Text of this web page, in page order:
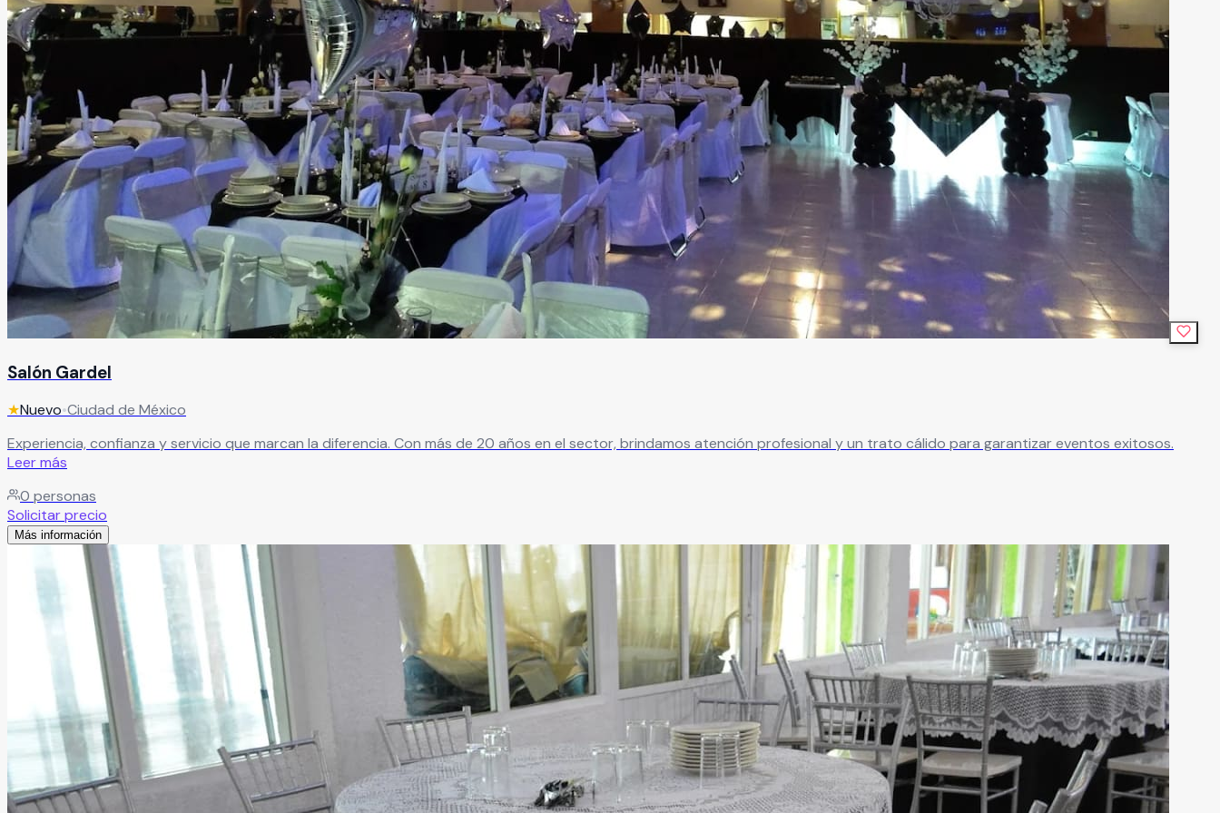
Salón Gardel
★Nuevo•Ciudad de México
Experiencia, confianza y servicio que marcan la diferencia. Con más de 20 años en el sector, brindamos atención profesional y un trato cálido para garantizar eventos exitosos.
Leer más
0 personas
Solicitar precio
Más información